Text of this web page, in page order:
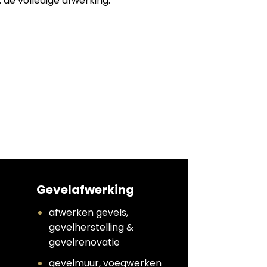
Gevelafwerking
afwerken gevels,
gevelherstelling &
gevelrenovatie
gevelmuur, voegwerken